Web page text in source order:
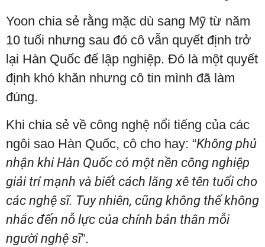
Yoon chia sẻ rằng mặc dù sang Mỹ từ năm
10 tuổi nhưng sau đó cô vẫn quyết định trở
lại Hàn Quốc để lập nghiệp. Đó là một quyết
định khó khăn nhưng cô tin mình đã làm
đúng.
Khi chia sẻ về công nghệ nổi tiếng của các
ngôi sao Hàn Quốc, cô cho hay: “Không phủ
nhận khi Hàn Quốc có một nền công nghiệp
giải trí mạnh và biết cách lăng xê tên tuổi cho
các nghệ sĩ. Tuy nhiên, cũng không thể không
nhắc đến nỗ lực của chính bản thân mỗi
người nghệ sĩ”.